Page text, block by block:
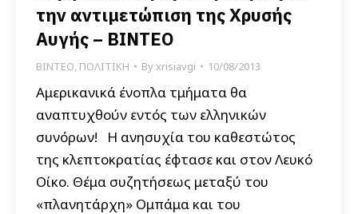
την αντιμετώπιση της Χρυσής
Αυγής – ΒΙΝΤΕΟ
ΒΙΝΤΕΟ, ΠΟΛΙΤΙΚΗ Byxrisiavgi 10/08/2013
Αμερικανικά ένοπλα τμήματα θα
αναπτυχθούν εντός των ελληνικών
συνόρων! Η ανησυχία του καθεστώτος
της κλεπτοκρατίας έφτασε και στον Λευκό
Οίκο. Θέμα συζητήσεως μεταξύ του
«πλανητάρχη» Ομπάμα και του